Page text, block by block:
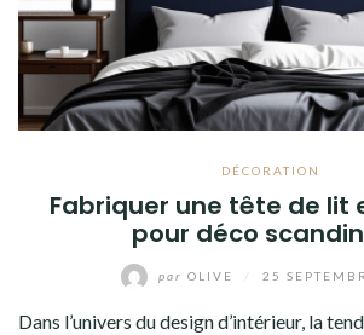
DÉCORATION
Fabriquer une tête de lit
pour déco
par OLIVE 25
Dans l’univers du design d’intérieur, la